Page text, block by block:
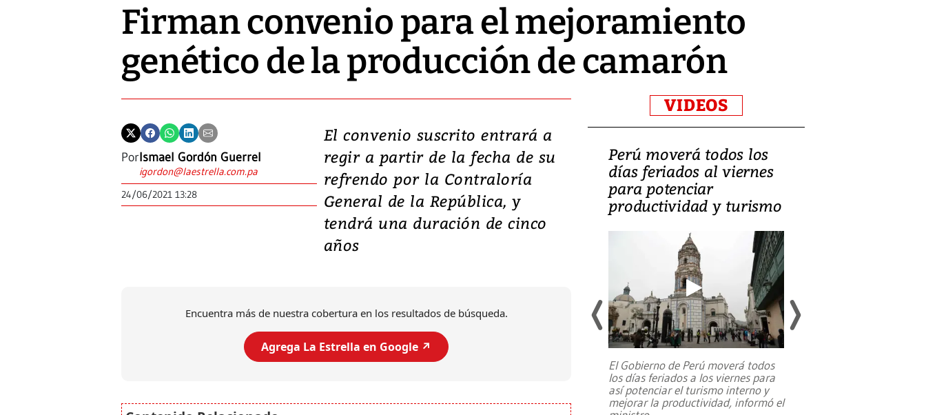
Firman convenio para el mejoramiento
genético de la producción de camarón
PorIsmael Gordón Guerrel
igordon@laestrella.com.pa
24/06/2021 13:28
El convenio suscrito entrará a
regir a partir de la fecha de su
refrendo por la Contraloría
General de la República, y
tendrá una duración de cinco
años
Encuentra más de nuestra cobertura en los resultados de búsqueda.
Agrega La Estrella en Google ↗️
VIDEOS
Video: Lula lanza su
candidatura con
promesas de inversión
en defensa, educación y
tierras raras
presidente de Brasil, Luiz Inácio Lula
Perú moverá todos los
días feriados al viernes
para potenciar
productividad y turismo
El Gobierno de Perú moverá todos
los días feriados a los viernes para
así potenciar el turismo interno y
mejorar la productividad, informó el